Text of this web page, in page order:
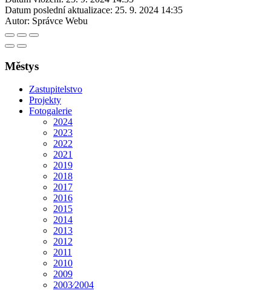
Datum poslední aktualizace: 25. 9. 2024 14:35
Autor: Správce Webu
Městys
Zastupitelstvo
Projekty
Fotogalerie
2024
2023
2022
2021
2019
2018
2017
2016
2015
2014
2013
2012
2011
2010
2009
2003⁄2004